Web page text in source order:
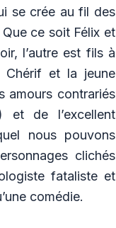
se crée au fil des
ce soit Félix et
l’autre est fils à
Chérif et la jeune
amours contrariés
et de l’excellent
nous pouvons
clichés
fataliste et
comédie.